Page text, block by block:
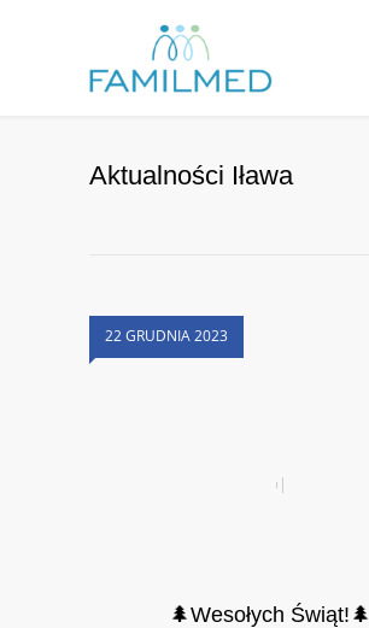
Aktualności Iława
22 GRUDNIA 2023
🌲Wesołych Świąt!🌲